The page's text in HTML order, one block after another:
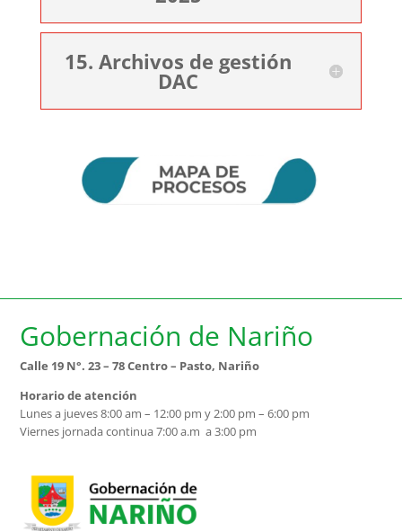
15. Archivos de gestión
DAC
Gobernación de Nariño
Calle 19 N°. 23 – 78 Centro – Pasto, Nariño
Horario de atención
Lunes a jueves 8:00 am – 12:00 pm y 2:00 pm – 6:00 pm
Viernes jornada continua 7:00 a.m a 3:00 pm